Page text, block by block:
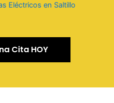
Eléctricos en Saltillo
Cita HOY